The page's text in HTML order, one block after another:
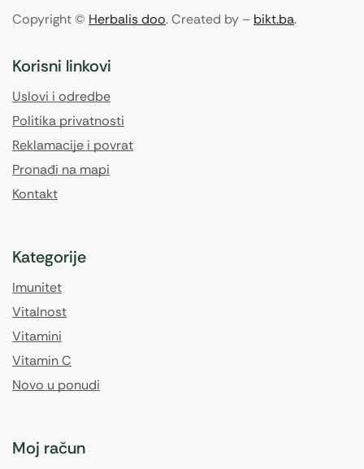
Copyright © Herbalis doo. Created by – bikt.ba.
Korisni linkovi
Uslovi i odredbe
Politika privatnosti
Reklamacije i povrat
Pronađi na mapi
Kontakt
Kategorije
Imunitet
Vitalnost
Vitamini
Vitamin C
Novo u ponudi
Moj račun